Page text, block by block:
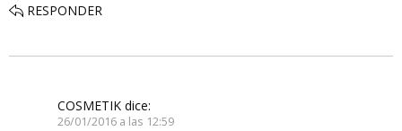
RESPONDER
COSMETIK dice:
26/01/2016 a las 12:59